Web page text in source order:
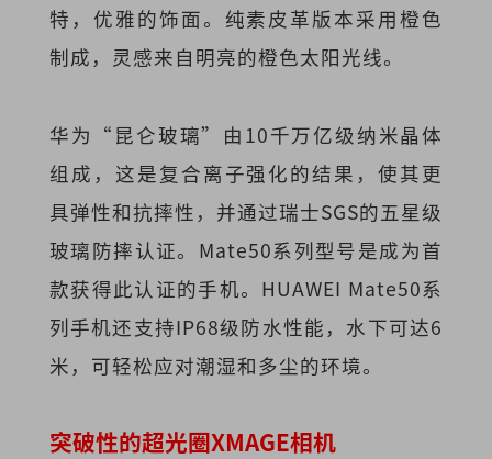
特，优雅的饰面。纯素皮革版本采用橙色
制成，灵感来自明亮的橙色太阳光线。
华为“昆仑玻璃”由10千万亿级纳米晶体
组成，这是复合离子强化的结果，使其更
具弹性和抗摔性，并通过瑞士SGS的五星级
玻璃防摔认证。Mate50系列型号是成为首
款获得此认证的手机。HUAWEI Mate50系
列手机还支持IP68级防水性能，水下可达6
米，可轻松应对潮湿和多尘的环境。
突破性的超光圈XMAGE相机